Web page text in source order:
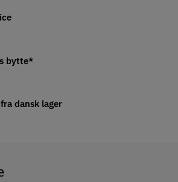
bytte*
dansk lager